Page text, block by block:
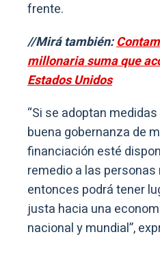
frente.
//Mirá también:
millonaria suma que
Estados Unidos
“Si se adoptan
buena gobernanza de
financiación esté
remedio a las
entonces podrá tener
justa hacia una
nacional y mundial”,